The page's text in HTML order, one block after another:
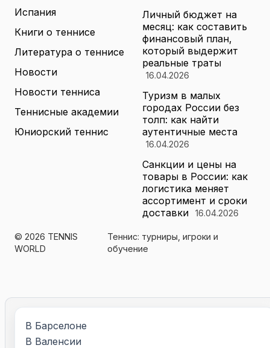
Испания
Книги о теннисе
Литература о теннисе
Новости
Новости тенниса
Теннисные академии
Юниорский теннис
Личный бюджет на
месяц: как составить
финансовый план,
который выдержит
реальные траты
16.04.2026
Туризм в малых
городах России без
толп: как найти
аутентичные места
16.04.2026
Санкции и цены на
товары в России: как
логистика меняет
ассортимент и сроки
доставки
16.04.2026
© 2026 TENNIS
WORLD
Теннис: турниры, игроки и
обучение
В Барселоне
В Валенсии